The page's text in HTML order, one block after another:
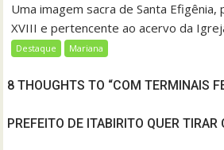
Uma imagem sacra de Santa Efigênia,
XVIII e pertencente ao acervo da
Destaque Mariana
8 THOUGHTS TO “COM TERMINAIS
PREFEITO DE ITABIRITO QUER TIRAR